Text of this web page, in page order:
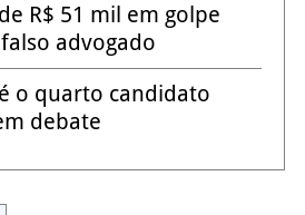
R$ 51 mil em golpe
advogado
o quarto candidato
debate